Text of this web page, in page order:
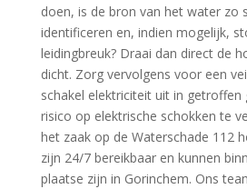
doen, is de bron van het water zo
identificeren en, indien mogelijk,
leidingbreuk? Draai dan direct de
dicht.​ Zorg vervolgens voor een
schakel elektriciteit uit in getroffen
risico op elektrische schokken te
het zaak op de Waterschade 112
zijn 24/7 bereikbaar en kunnen
plaatse zijn in Gorinchem.​ Ons